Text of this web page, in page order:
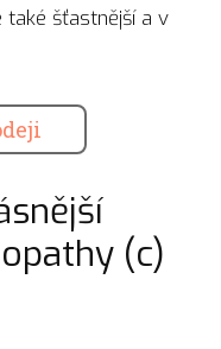
také šťastnější a v
(c)